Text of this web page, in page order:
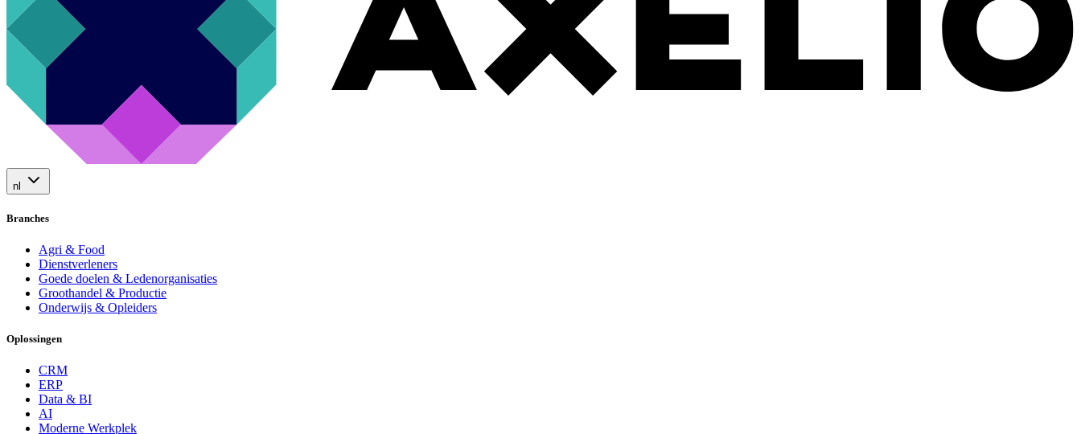
nl
Branches
Agri & Food
Dienstverleners
Goede doelen & Ledenorganisaties
Groothandel & Productie
Onderwijs & Opleiders
Oplossingen
CRM
ERP
Data & BI
AI
Moderne Werkplek